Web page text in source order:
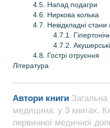
4.5. Напад подагри
4.6. Ниркова колька
4.7. Невідкладні стани
4.7.1.
4.7.2.
4.8. Гострі отруєння
Література
Автори книги
медицина: у 3 книгах.
первинної медичної